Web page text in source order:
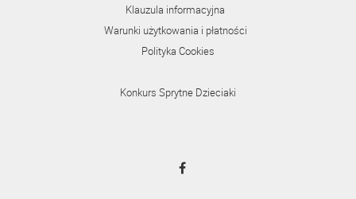
Klauzula informacyjna
Warunki użytkowania i płatności
Polityka Cookies
Konkurs Sprytne Dzieciaki